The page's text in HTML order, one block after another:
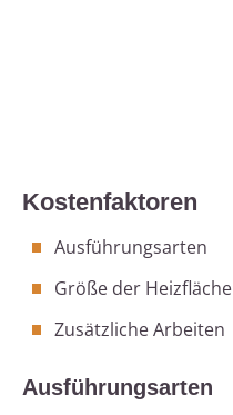
Kostenfaktoren
Ausführungsarten
Größe der Heizfläche
Zusätzliche Arbeiten
Ausführungsarten